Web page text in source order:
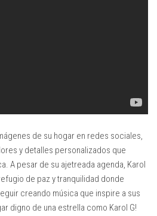
de su hogar en redes sociales,
y detalles personalizados que
A pesar de su ajetreada agenda, Karol
de paz y tranquilidad donde
creando música que inspire a sus
digno de una estrella como Karol G!